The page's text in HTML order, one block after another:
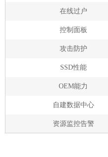
在线过户
控制面板
攻击防护
SSD性能
OEM能力
自建数据中心
资源监控告警